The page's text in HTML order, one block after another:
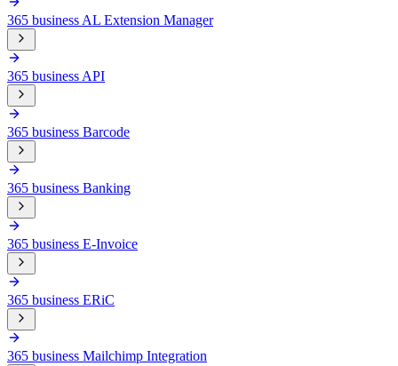
365 business AL Extension Manager
365 business API
365 business Barcode
365 business Banking
365 business E-Invoice
365 business ERiC
365 business Mailchimp Integration